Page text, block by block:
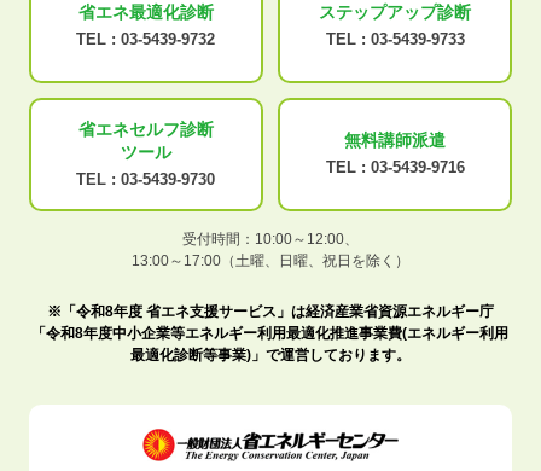
省エネ最適化診断
TEL : 03-5439-9732
ステップアップ診断
TEL : 03-5439-9733
省エネセルフ診断
ツール
TEL : 03-5439-9730
無料講師派遣
TEL : 03-5439-9716
受付時間：10:00～12:00、
13:00～17:00（土曜、日曜、祝日を除く）
※「令和8年度 省エネ支援サービス」は経済産業省資源エネルギー庁
「令和8年度中小企業等エネルギー利用最適化推進事業費(エネルギー利用
最適化診断等事業)」で運営しております。